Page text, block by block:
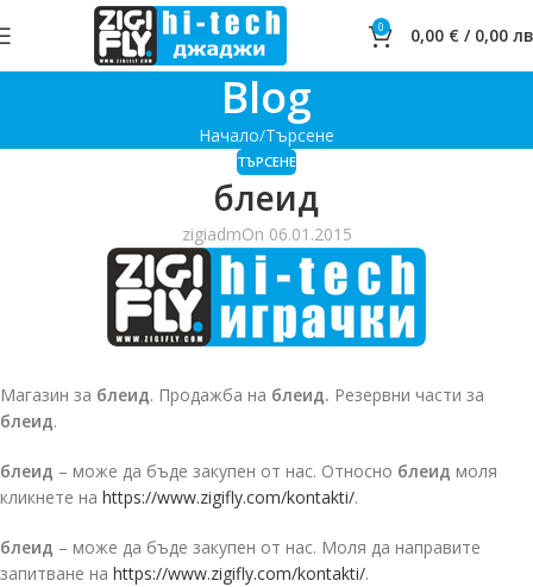
0 0,00 € / 0,00
Blog
Начало Търсене
ТЪРСЕНЕ
блеид
zigiadmOn 06.01.2015
Магазин за блеид. Продажба на блеид. Резервни части за
блеид.
блеид – може да бъде закупен от нас. Относно блеид моля
кликнете на https://www.zigifly.com/kontakti/.
блеид – може да бъде закупен от нас. Моля да направите
запитване на https://www.zigifly.com/kontakti/.